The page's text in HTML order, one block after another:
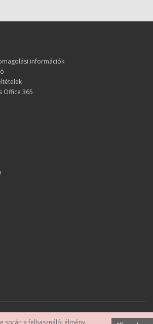
információk
Office 365
során a felhasználói élmény